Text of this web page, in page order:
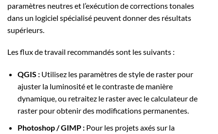
paramètres neutres et l’exécution de corrections tonales
dans un logiciel spécialisé peuvent donner des résultats
supérieurs.
Les flux de travail recommandés sont les suivants :
QGIS :Utilisez les paramètres de style de raster pour
ajuster la luminosité et le contraste de manière
dynamique, ou retraitez le raster avec le calculateur de
raster pour obtenir des modifications permanentes.
Photoshop / GIMP :Pour les projets axés sur la